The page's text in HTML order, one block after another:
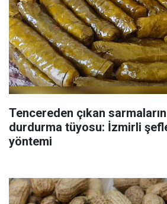
Tencereden çıkan sarmaların
durdurma tüyosu: İzmirli
yöntemi